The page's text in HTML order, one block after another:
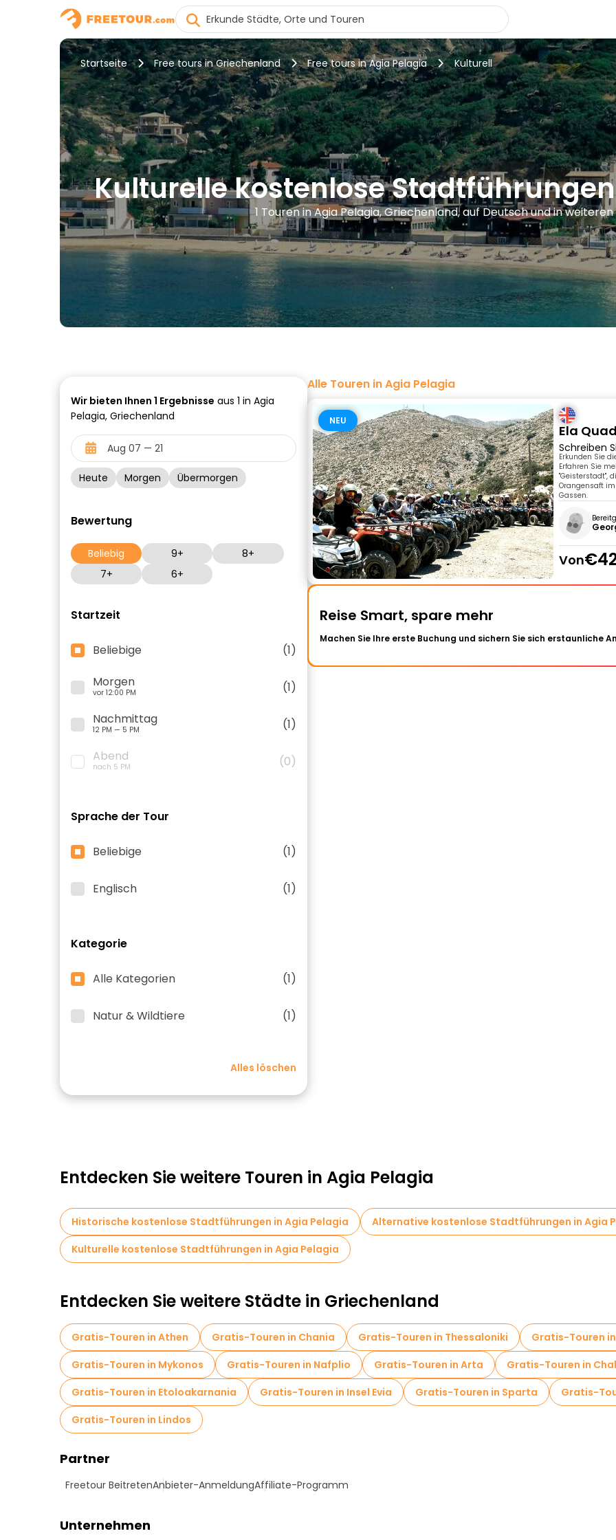
Startseite Free tours in Griechenland Free tours in Agia Pelagia Kulturell
Kulturelle kostenlose
1 Touren in Agia Pelagia, Griechenland, auf Deutsch und in
Wir bieten Ihnen 1 Ergebnisse aus 1 in Agia
Pelagia, Griechenland
Heute Morgen Übermorgen
Bewertung
Beliebig 9+
8+
7+
6+
Startzeit
Beliebige
(1)
Morgen
vor 12:00 PM
(1)
Nachmittag
12 PM — 5 PM
(1)
Abend
nach 5 PM (0)
Sprache der Tour
Beliebige (1)
Englisch (1)
Kategorie
Alle Kategorien (1)
Natur & Wildtiere (1)
Alles löschen
Alle Touren in Agia Pelagia
NEU
Ela
Schreiben
Erkunden Sie
Erfahren Sie
"Geisterstadt",
Orangensaft
Gassen.
Von
Reise Smart, spare mehr
Machen Sie Ihre erste Buchung und sichern Sie sich erstaunliche
Entdecken Sie weitere Touren in Agia Pelagia
Historische kostenlose Stadtführungen in Agia Pelagia
Alternative kostenlose Stadtführungen in Agia
Kulturelle kostenlose Stadtführungen in Agia Pelagia
Entdecken Sie weitere Städte in Griechenland
Gratis-Touren in Athen Gratis-Touren in Chania Gratis-Touren in Thessaloniki Gratis-Touren
Gratis-Touren in Mykonos
Gratis-Touren in Nafplio Gratis-Touren in Arta Gratis-Touren in
Gratis-Touren in Etoloakarnania
Gratis-Touren in Insel Evia Gratis-Touren in Sparta Gratis-
Gratis-Touren in Lindos
Partner
Freetour BeitretenAnbieter-AnmeldungAffiliate-Programm
Unternehmen